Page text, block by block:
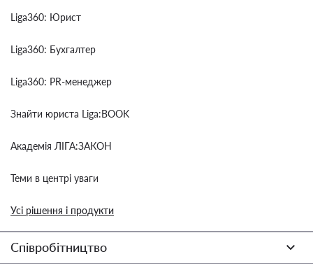
Liga360: Юрист
Liga360: Бухгалтер
Liga360: PR-менеджер
Знайти юриста Liga:BOOK
Академія ЛІГА:ЗАКОН
Теми в центрі уваги
Усі рішення і продукти
Співробітництво